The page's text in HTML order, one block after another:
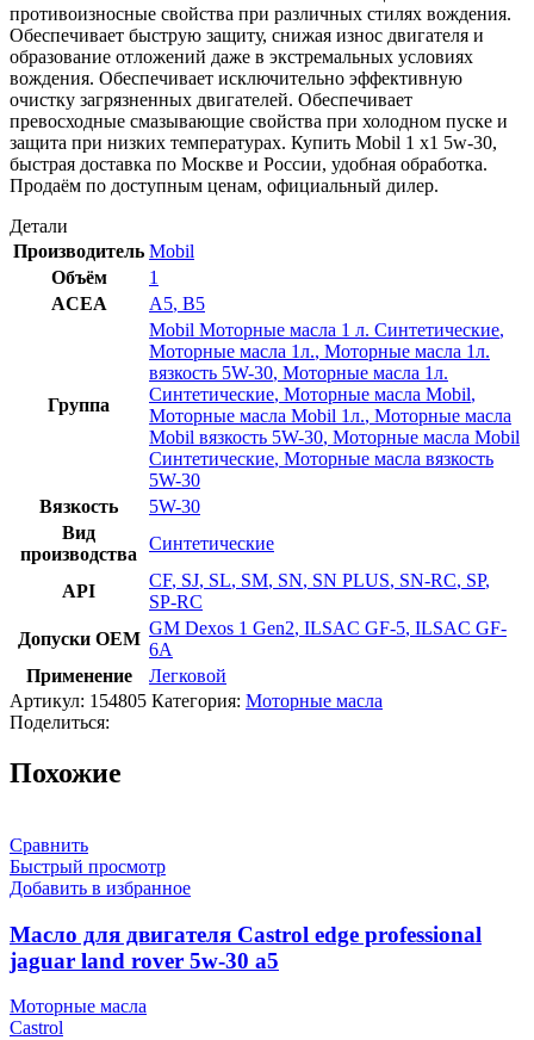
противоизносные свойства при различных стилях вождения.
Обеспечивает быструю защиту, снижая износ двигателя и
образование отложений даже в экстремальных условиях
вождения. Обеспечивает исключительно эффективную
очистку загрязненных двигателей. Обеспечивает
превосходные смазывающие свойства при холодном пуске и
защита при низких температурах. Купить Mobil 1 x1 5w-30,
быстрая доставка по Москве и России, удобная обработка.
Продаём по доступным ценам, официальный дилер.
Детали
Производитель Mobil
Объём
1
ACEA
A5, B5
Группа
Mobil Моторные масла 1 л. Синтетические,
Моторные масла 1л., Моторные масла 1л.
вязкость 5W-30, Моторные масла 1л.
Синтетические, Моторные масла Mobil,
Моторные масла Mobil 1л., Моторные масла
Mobil вязкость 5W-30, Моторные масла Mobil
Синтетические, Моторные масла вязкость
5W-30
Вязкость
5W-30
Вид
производства
Синтетические
API
CF, SJ, SL, SM, SN, SN PLUS, SN-RC, SP,
SP-RC
Допуски OEM
GM Dexos 1 Gen2, ILSAC GF-5, ILSAC GF-
6A
Применение
Легковой
Артикул: 154805 Категория: Моторные масла
Поделиться:
Похожие
Сравнить
Быстрый просмотр
Добавить в избранное
Масло для двигателя Castrol edge professional
jaguar land rover 5w-30 a5
Моторные масла
Castrol